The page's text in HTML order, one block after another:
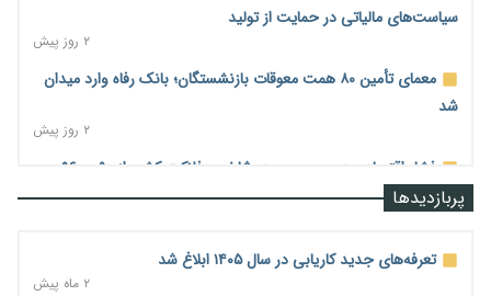
سیاست‌های مالیاتی در حمایت از تولید
۲ روز پیش
معمای تأمین ۸۰ همت معوقات بازنشستگان؛ بانک رفاه وارد میدان
شد
۲ روز پیش
فشار اقتصادی در مسیر صعود؛ شاخص فلاکت کشور از ۹۰ به ۹۶
درصد رسید
رشد ۷۵ هزار میلیاردی بازار خرید اعتباری؛ فین‌تک‌ها وارد میدان
پربازدیدها
تعرفه‌های جدید کاریابی در سال ۱۴۰۵ ابلاغ شد
۲ ماه پیش